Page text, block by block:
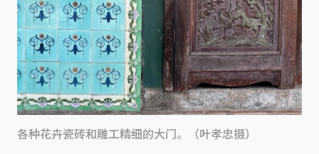
各种花卉瓷砖和雕工精细的大门。（叶孝忠摄）